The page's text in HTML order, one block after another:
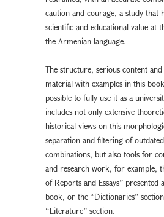
caution and courage, a study that
scientific and educational value at
the Armenian language.
The structure, serious content
material with examples in this
possible to fully use it as a
includes not only extensive
historical views on this
separation and filtering of
combinations, but also tools for
and research work, for example,
of Reports and Essays” presented
book, or the “Dictionaries”
“Literature” section.